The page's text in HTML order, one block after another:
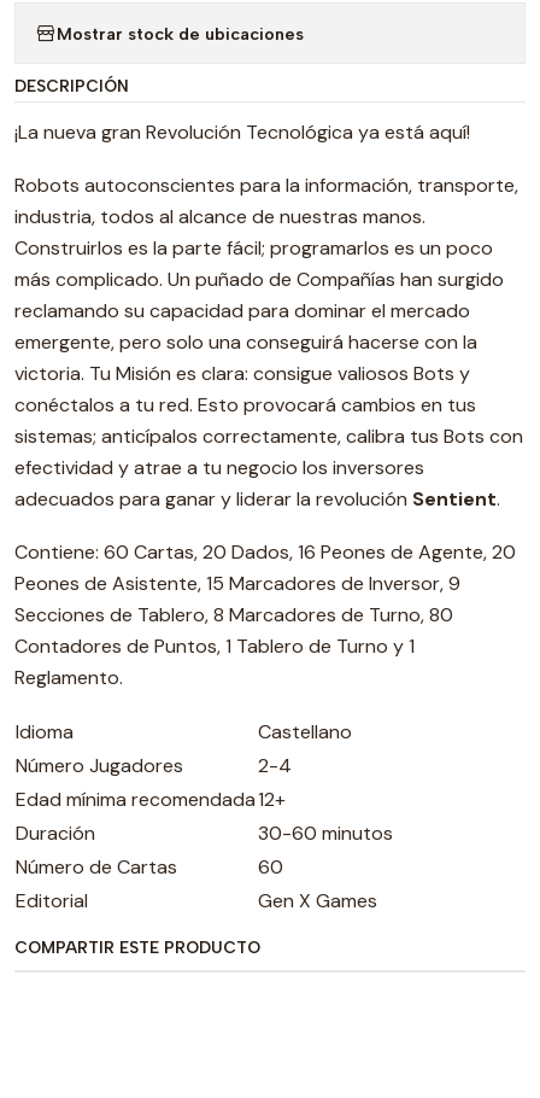
Mostrar stock de ubicaciones
DESCRIPCIÓN
¡La nueva gran Revolución Tecnológica ya está aquí!
Robots autoconscientes para la información, transporte,
industria, todos al alcance de nuestras manos.
Construirlos es la parte fácil; programarlos es un poco
más complicado. Un puñado de Compañías han surgido
reclamando su capacidad para dominar el mercado
emergente, pero solo una conseguirá hacerse con la
victoria. Tu Misión es clara: consigue valiosos Bots y
conéctalos a tu red. Esto provocará cambios en tus
sistemas; anticípalos correctamente, calibra tus Bots con
efectividad y atrae a tu negocio los inversores
adecuados para ganar y liderar la revolución Sentient.
Contiene: 60 Cartas, 20 Dados, 16 Peones de Agente, 20
Peones de Asistente, 15 Marcadores de Inversor, 9
Secciones de Tablero, 8 Marcadores de Turno, 80
Contadores de Puntos, 1 Tablero de Turno y 1
Reglamento.
Idioma
Castellano
Número Jugadores
2-4
Edad mínima recomendada12+
Duración
30-60 minutos
Número de Cartas
60
Editorial
Gen X Games
COMPARTIR ESTE PRODUCTO